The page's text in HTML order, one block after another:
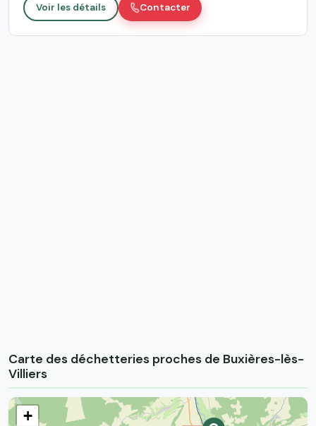
Voir les détails Contacter
Carte des déchetteries proches de Buxières-lès-
Villiers
+